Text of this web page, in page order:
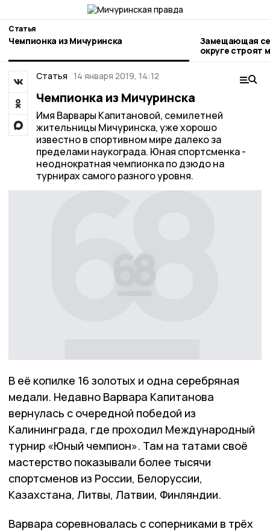
Статья
Чемпионка из Мичуринска
Замещающая
округе строят
Статья 14 января 2019, 14:12
Чемпионка из Мичуринска
Имя Варвары Капитановой, семилетней
жительницы Мичуринска, уже хорошо
известно в спортивном мире далеко за
пределами наукограда. Юная спортсменка -
неоднократная чемпионка по дзюдо на
турнирах самого разного уровня.
В её копилке 16 золотых и одна серебряная
медали. Недавно Варвара Капитанова
вернулась с очередной победой из
Калининграда, где проходил Международный
турнир «Юный чемпион». Там на татами своё
мастерство показывали более тысячи
спортсменов из России, Белоруссии,
Казахстана, Литвы, Латвии, Финляндии.
Варвара соревновалась с соперниками в трёх